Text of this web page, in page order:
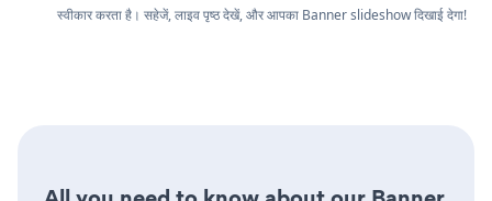
स्वीकार करता है। सहेजें, लाइव पृष्ठ देखें, और आपका Banner slideshow दिखाई देगा!